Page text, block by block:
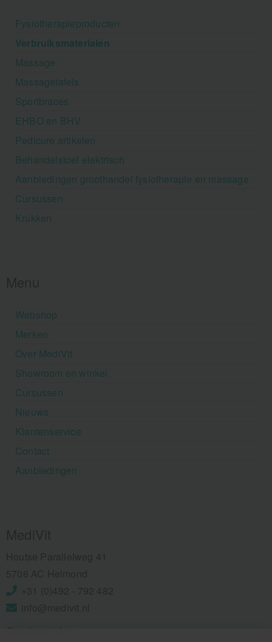
Fysiotherapieproducten
Verbruiksmaterialen
Massage
Massagetafels
Sportbraces
EHBO en BHV
Pedicure artikelen
Behandelstoel elektrisch
Aanbiedingen groothandel fysiotherapie en massage
Cursussen
Krukken
Webshop
Merken
Over MediVit
Showroom en winkel
Cursussen
Nieuws
Klantenservice
Contact
Aanbiedingen
Openingstijden: